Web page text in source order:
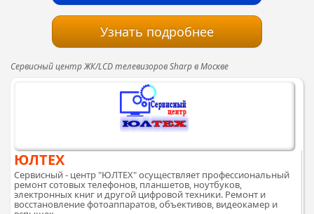
Узнать подробнее
Сервисный центр ЖК/LCD телевизоров Sharp в Москве
ЮЛТЕХ
Сервисный - центр "ЮЛТЕХ" осуществляет профессиональный
ремонт сотовых телефонов, планшетов, ноутбуков,
электронных книг и другой цифровой техники. Ремонт и
восстановление фотоаппаратов, объективов, видеокамер и